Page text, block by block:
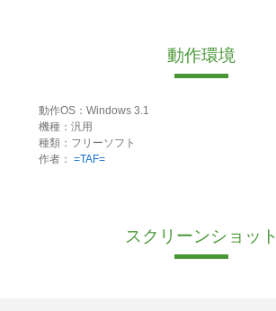
動作環境
動作OS：Windows 3.1
機種：汎用
種類：フリーソフト
作者： =TAF=
スクリーンショット